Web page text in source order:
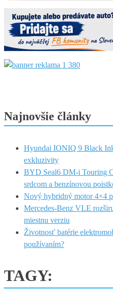
Najnovšie články
Hyundai IONIQ 9 Black
exkluzivity
BYD Seal6 DM-i Touring
srdcom a benzínovou
Nový hybridný motor 4×4
Mercedes-Benz VLE
miestnu verziu
Životnosť batérie
používaním?
TAGY: